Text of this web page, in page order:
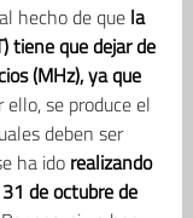
hecho de que la
tiene que dejar de
(MHz), ya que
se produce el
deben ser
ha ido realizando
de octubre de